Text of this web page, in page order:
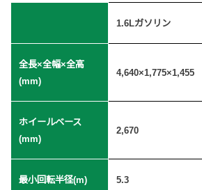
1.6Lガソリン
全長×全幅×全高
(mm)
4,640×1,775×1,455
ホイールベース
(mm)
2,670
最小回転半径(m) 5.3